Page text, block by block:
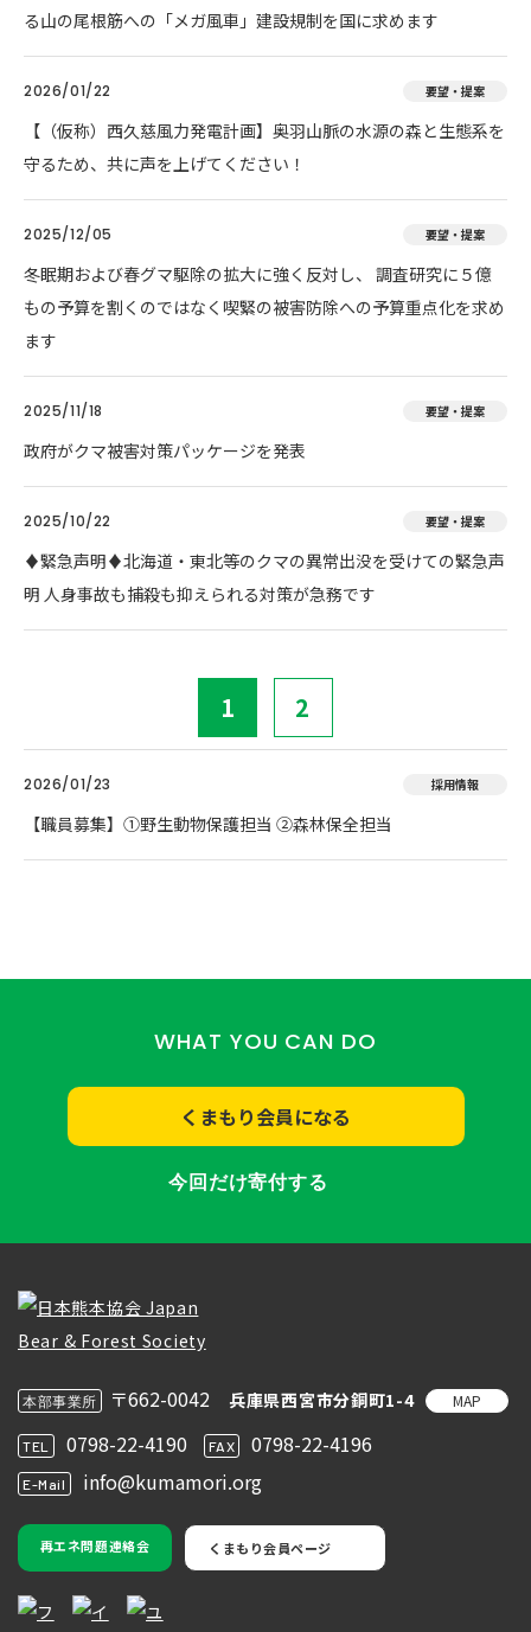
る山の尾根筋への「メガ風車」建設規制を国に求めます
2026/01/22 要望・提案
【（仮称）西久慈風力発電計画】奥羽山脈の水源の森と生態系を
守るため、共に声を上げてください！
2025/12/05 要望・提案
冬眠期および春グマ駆除の拡大に強く反対し、 調査研究に５億
もの予算を割くのではなく喫緊の被害防除への予算重点化を求め
ます
2025/11/18 要望・提案
政府がクマ被害対策パッケージを発表
2025/10/22 要望・提案
♦️緊急声明♦️北海道・東北等のクマの異常出没を受けての緊急声
明 人身事故も捕殺も抑えられる対策が急務です
1 2
2026/01/23 採用情報
【職員募集】①野生動物保護担当 ②森林保全担当
WHAT YOU CAN DO
くまもり会員になる
今回だけ寄付する
本部事業所 〒662-0042 兵庫県西宮市分銅町1-4 MAP
TEL 0798-22-4190 FAX 0798-22-4196
E-Mail info@kumamori.org
再エネ問題連絡会 くまもり会員ページ